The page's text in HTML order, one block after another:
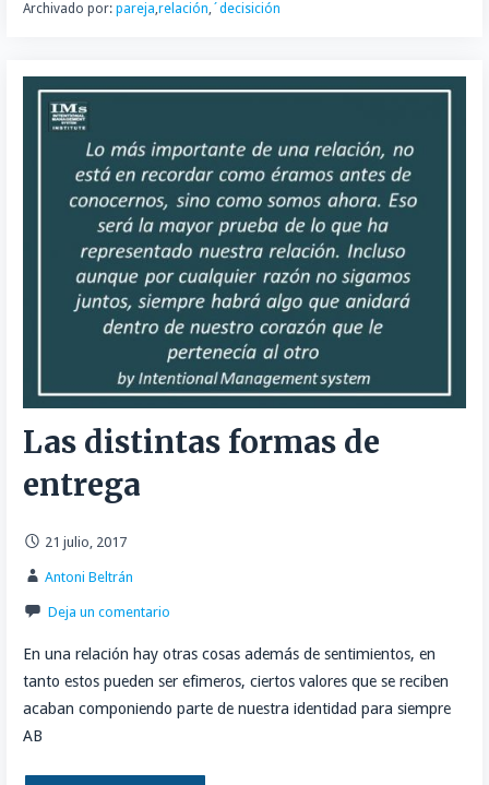
Archivado por: pareja,relación,´decisición
Las distintas formas de
entrega
21 julio, 2017
Antoni Beltrán
Deja un comentario
En una relación hay otras cosas además de sentimientos, en
tanto estos pueden ser efimeros, ciertos valores que se reciben
acaban componiendo parte de nuestra identidad para siempre
AB